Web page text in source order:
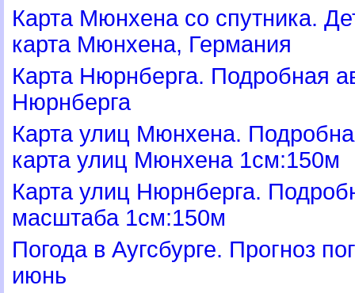
Карта Мюнхена со спутника.
карта Мюнхена, Германия
Карта Нюрнберга. Подробная
Нюрнберга
Карта улиц Мюнхена.
карта улиц Мюнхена 1см:150м
Карта улиц Нюрнберга.
масштаба 1см:150м
Погода в Аугсбурге. Прогноз
июнь